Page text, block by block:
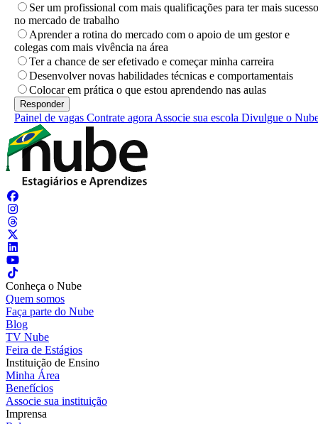
Ser um profissional com mais qualificações para ter mais sucesso
no mercado de trabalho
Aprender a rotina do mercado com o apoio de um gestor e
colegas com mais vivência na área
Ter a chance de ser efetivado e começar minha carreira
Desenvolver novas habilidades técnicas e comportamentais
Colocar em prática o que estou aprendendo nas aulas
Painel de vagas Contrate agora Associe sua escola Divulgue o
Conheça o Nube
Quem somos
Faça parte do Nube
Blog
TV Nube
Feira de Estágios
Instituição de Ensino
Minha Área
Benefícios
Associe sua instituição
Imprensa